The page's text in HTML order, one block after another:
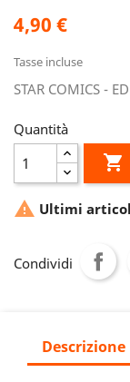
4,90 €
Tasse incluse
STAR COMICS -
Quantità

 Ultimi
Condividi
Descrizione